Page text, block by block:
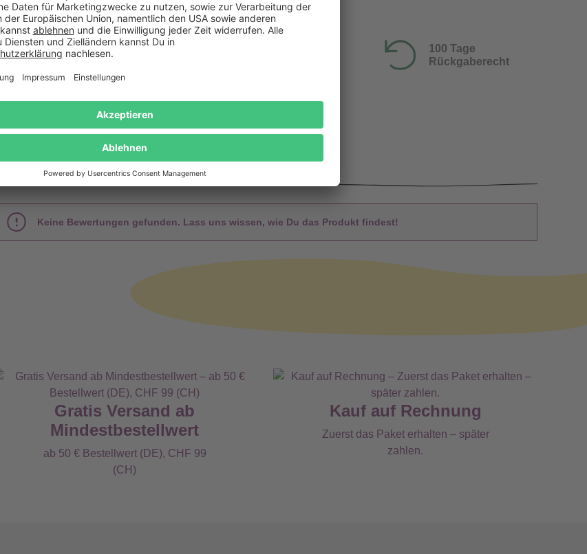
Gratis Versand ab
Mindestbestellwert
100 Tage
Rückgaberecht
Das sagen unsere Kunden
Keine Bewertungen gefunden. Lass uns wissen, wie Du das Produkt findest!
Gratis Versand ab
Mindestbestellwert
ab 50 € Bestellwert (DE), CHF 99
(CH)
Kauf auf Rechnung
Zuerst das Paket erhalten – später
zahlen.